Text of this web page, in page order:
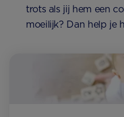
trots als jij hem een
moeilijk? Dan help je